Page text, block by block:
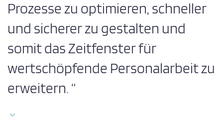
Prozesse zu optimieren, schneller
und sicherer zu gestalten und
somit das Zeitfenster für
wertschöpfende Personalarbeit zu
erweitern. “